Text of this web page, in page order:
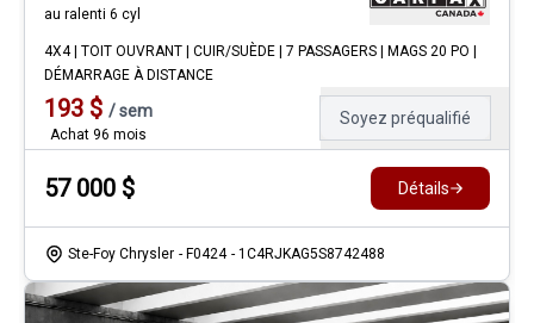
au ralenti 6 cyl
4X4 | TOIT OUVRANT | CUIR/SUÈDE | 7 PASSAGERS | MAGS 20 PO |
DÉMARRAGE À DISTANCE
193 $ /sem
Achat 96 mois
Soyez préqualifié
57 000 $ Détails
Ste-Foy Chrysler - F0424 - 1C4RJKAG5S8742488